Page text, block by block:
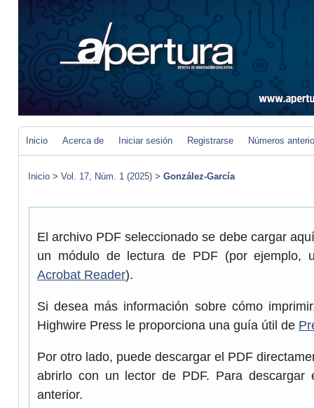
Inicio Acerca de Iniciar sesión Registrarse Números
Inicio > Vol. 17, Núm. 1 (2025) > González-García
El archivo PDF seleccionado se debe cargar
un módulo de lectura de PDF (por ejemplo,
Acrobat Reader).
Si desea más información sobre cómo
Highwire Press le proporciona una guía útil de
Por otro lado, puede descargar el PDF
abrirlo con un lector de PDF. Para
anterior.